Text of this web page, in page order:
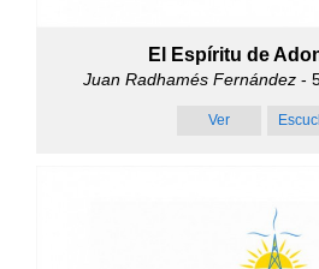
El Espíritu de
Juan Radhamés Fernández-
Ver